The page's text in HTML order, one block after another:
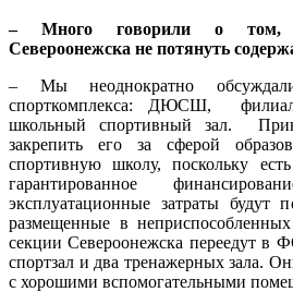
– Много говорили о том,
Североонежска не потянуть
– Мы неоднократно
спорткомплекса: ДЮСШ,
школьный спортивный зал.
закрепить его за сферой
спортивную школу, поскольку
гарантированное
эксплуатационные затраты будут
размещенные в
секции Североонежска переедут в
спортзал и два тренажерных зала.
с хорошими вспомогательными